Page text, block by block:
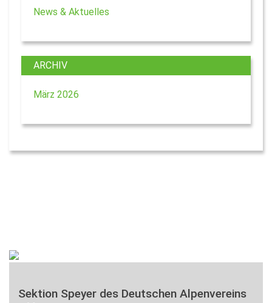
News & Aktuelles
ARCHIV
März 2026
Sektion Speyer des Deutschen Alpenvereins